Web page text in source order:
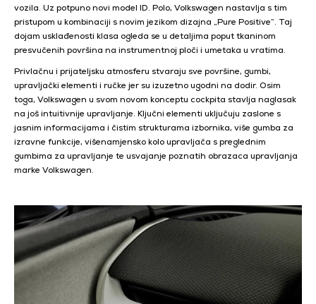
vozila. Uz potpuno novi model ID. Polo, Volkswagen nastavlja s tim
pristupom u kombinaciji s novim jezikom dizajna „Pure Positive”. Taj
dojam usklađenosti klasa ogleda se u detaljima poput tkaninom
presvučenih površina na instrumentnoj ploči i umetaka u vratima.
Privlačnu i prijateljsku atmosferu stvaraju sve površine, gumbi,
upravljački elementi i ručke jer su izuzetno ugodni na dodir. Osim
toga, Volkswagen u svom novom konceptu cockpita stavlja naglasak
na još intuitivnije upravljanje. Ključni elementi uključuju zaslone s
jasnim informacijama i čistim strukturama izbornika, više gumba za
izravne funkcije, višenamjensko kolo upravljača s preglednim
gumbima za upravljanje te usvajanje poznatih obrazaca upravljanja
marke Volkswagen.